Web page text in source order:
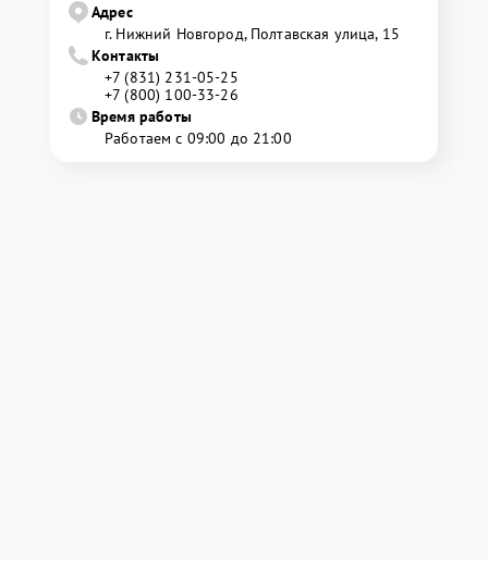
Адрес
г. Нижний Новгород, Полтавская улица, 15
Контакты
+7 (831) 231-05-25
+7 (800) 100-33-26
Время работы
Работаем с 09:00 до 21:00